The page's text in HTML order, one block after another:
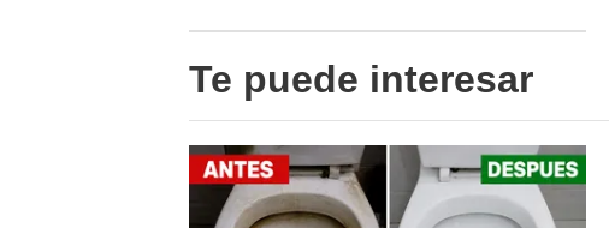
Te puede interesar